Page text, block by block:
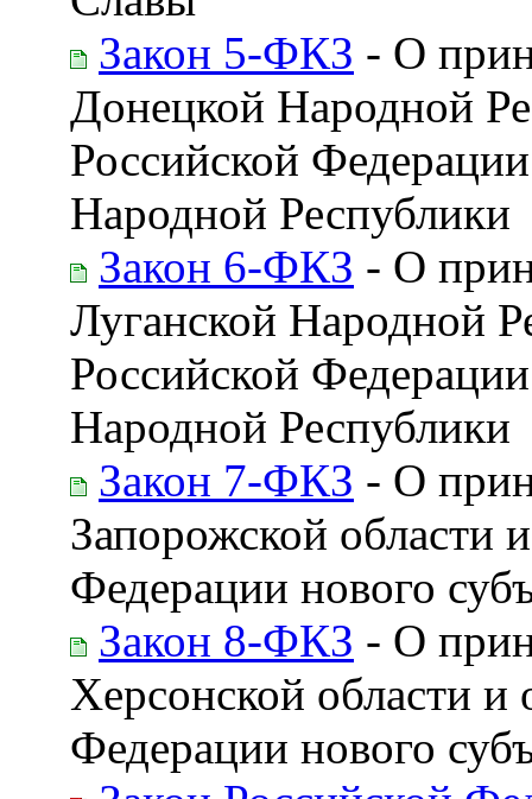
Закон 5-ФКЗ - О
Донецкой Народной
Российской
Народной Республики
Закон 6-ФКЗ - О
Луганской Народной
Российской
Народной Республики
Закон 7-ФКЗ - О
Запорожской области
Федерации нового
Закон 8-ФКЗ - О
Херсонской области и
Федерации нового